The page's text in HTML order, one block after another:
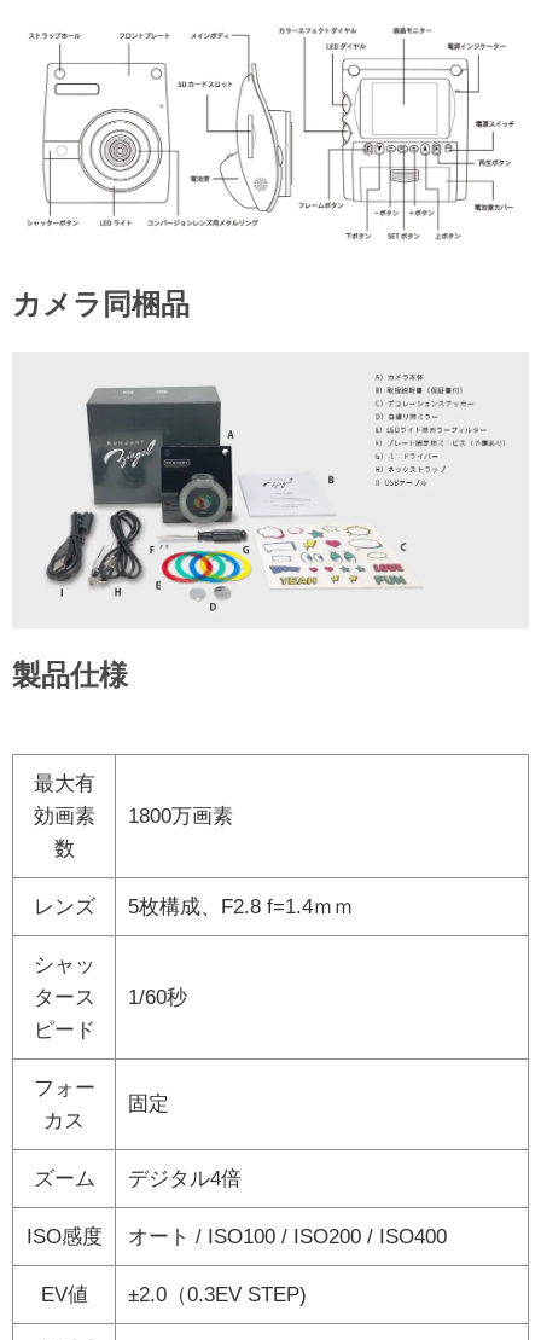
カメラ同梱品
製品仕様
最大有
効画素
数
1800万画素
レンズ 5枚構成、F2.8 f=1.4ｍｍ
シャッ
タース
ピード
1/60秒
フォー
カス
固定
ズーム デジタル4倍
ISO感度 オート / ISO100 / ISO200 / ISO400
EV値 ±2.0（0.3EV STEP)